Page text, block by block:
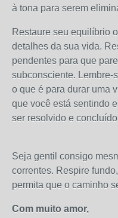
à tona para serem
Restaure seu equilíbrio
detalhes da sua vida.
pendentes para que
subconsciente. Lembre-
o que é para durar uma
que você está sentindo
ser resolvido e
Seja gentil consigo
correntes. Respire
permita que o caminho
Com muito amor,